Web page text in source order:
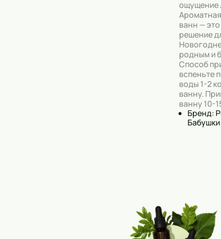
ощущение
ванн —
решение
родным и
Способ
вспеньте
воды 1-2
ванну.
ванну 10-
Бренд: